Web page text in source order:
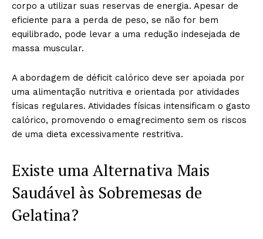
corpo a utilizar suas reservas de energia. Apesar de
eficiente para a perda de peso, se não for bem
equilibrado, pode levar a uma redução indesejada de
massa muscular.
A abordagem de déficit calórico deve ser apoiada por
uma alimentação nutritiva e orientada por atividades
físicas regulares. Atividades físicas intensificam o gasto
calórico, promovendo o emagrecimento sem os riscos
de uma dieta excessivamente restritiva.
Existe uma Alternativa Mais
Saudável às Sobremesas de
Gelatina?